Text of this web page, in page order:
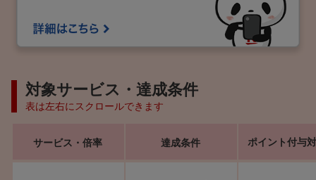
対象サービス・達成条件
表は左右にスクロールできます
サービス・倍率 達成条件 ポイント付与